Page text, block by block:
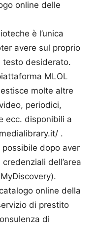
online delle
è l’unica
avere sul proprio
testo desiderato.
MLOL
molte altre
periodici,
ecc. disponibili a
.
possibile dopo aver
dell’area
online della
di prestito
di